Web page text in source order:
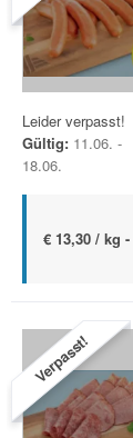
Leider verpasst!
Gültig: 11.06. -
18.06.
€ 13,30 / kg -
Verpasst!